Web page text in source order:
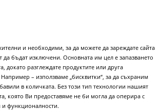
и необходими, за да можете да зареждате сайта
бъдат изключени. Основната им цел е запазването
докато разглеждате продуктите или друга
– използваме „бисквитки“, за да съхраним
в количката. Без този тип технологии нашият
която Ви предоставяме не би могла да оперира с
функционалности.